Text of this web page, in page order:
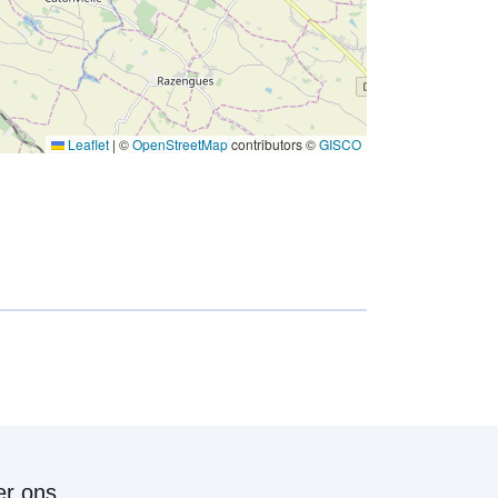
Leaflet | ©OpenStreetMapcontributors ©GISCO
w
ons